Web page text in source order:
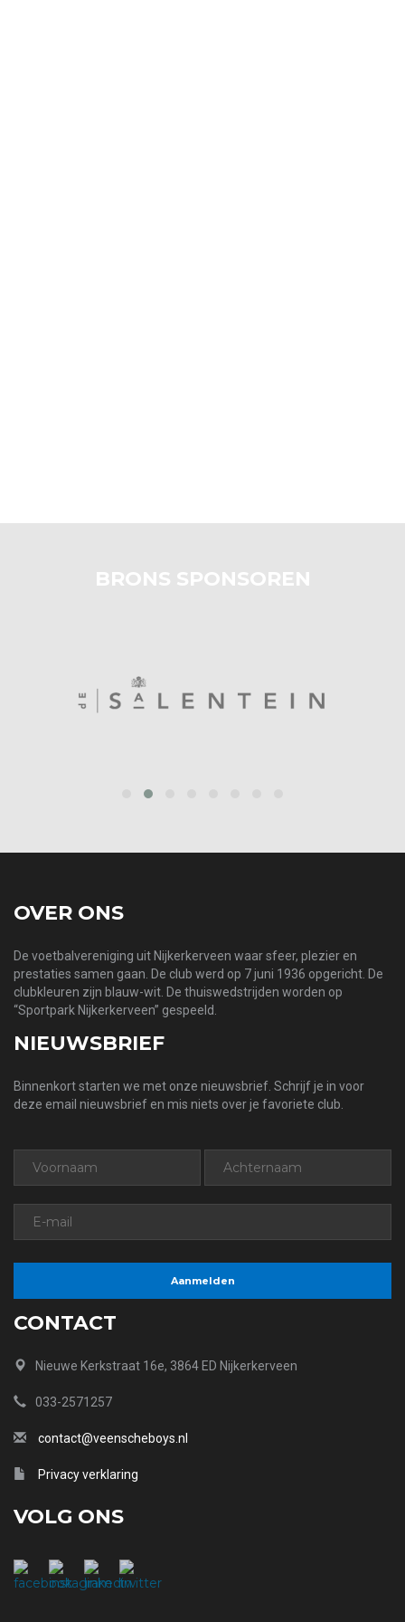
BRONS SPONSOREN
OVER ONS
De voetbalvereniging uit Nijkerkerveen waar sfeer, plezier en
prestaties samen gaan. De club werd op 7 juni 1936 opgericht. De
clubkleuren zijn blauw-wit. De thuiswedstrijden worden op
“Sportpark Nijkerkerveen” gespeeld.
NIEUWSBRIEF
Binnenkort starten we met onze nieuwsbrief. Schrijf je in voor
deze email nieuwsbrief en mis niets over je favoriete club.
CONTACT
Nieuwe Kerkstraat 16e, 3864 ED Nijkerkerveen
033-2571257
contact@veenscheboys.nl
Privacy verklaring
VOLG ONS